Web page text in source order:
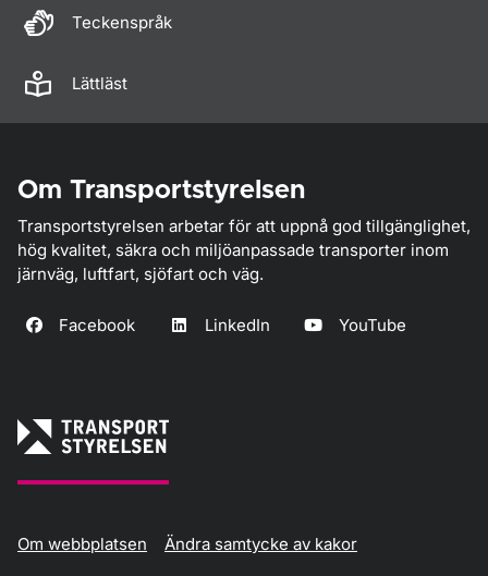
Teckenspråk
Lättläst
Om Transportstyrelsen
Transportstyrelsen arbetar för att uppnå god tillgänglighet,
hög kvalitet, säkra och miljöanpassade transporter inom
järnväg, luftfart, sjöfart och väg.
Facebook LinkedIn YouTube
Om webbplatsen Ändra samtycke av kakor